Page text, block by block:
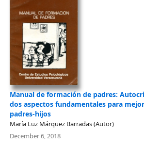
Manual de formación de padres:
dos aspectos fundamentales para
padres-hijos
María Luz Márquez Barradas (Autor)
December 6, 2018